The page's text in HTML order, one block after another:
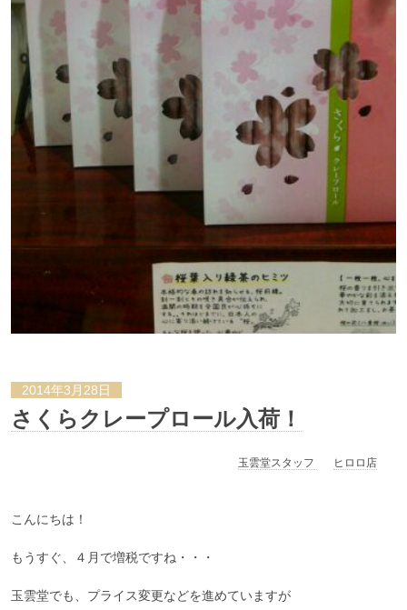
2014年3月28日
さくらクレープロール入荷！
玉雲堂スタッフ ヒロロ店
こんにちは！
もうすぐ、４月で増税ですね・・・
玉雲堂でも、プライス変更などを進めていますが